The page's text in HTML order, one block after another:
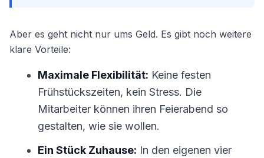
Aber es geht nicht nur ums Geld. Es gibt noch weitere
klare Vorteile:
Maximale Flexibilität: Keine festen
Frühstückszeiten, kein Stress. Die
Mitarbeiter können ihren Feierabend so
gestalten, wie sie wollen.
Ein Stück Zuhause: In den eigenen vier